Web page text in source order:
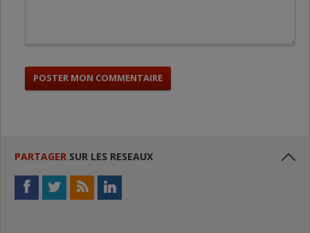
PARTAGER SUR LES RESEAUX